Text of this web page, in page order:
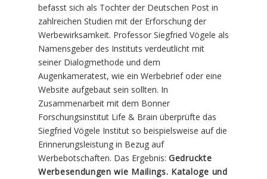
befasst sich als Tochter der Deutschen Post in
zahlreichen Studien mit der Erforschung der
Werbewirksamkeit. Professor Siegfried Vögele als
Namensgeber des Instituts verdeutlicht mit
seiner Dialogmethode und dem
Augenkameratest, wie ein Werbebrief oder eine
Website aufgebaut sein sollten. In
Zusammenarbeit mit dem Bonner
Forschungsinstitut Life & Brain überprüfte das
Siegfried Vögele Institut so beispielsweise auf die
Erinnerungsleistung in Bezug auf
Werbebotschaften. Das Ergebnis: Gedruckte
Werbesendungen wie Mailings. Kataloge und